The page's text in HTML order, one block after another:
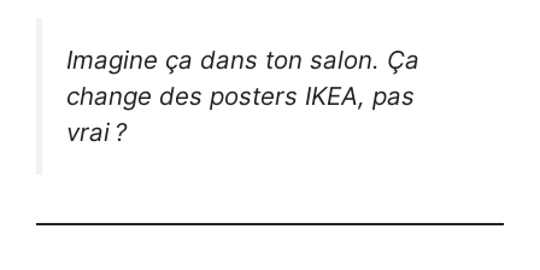
Imagine ça dans ton salon. Ça
change des posters IKEA, pas
vrai ?